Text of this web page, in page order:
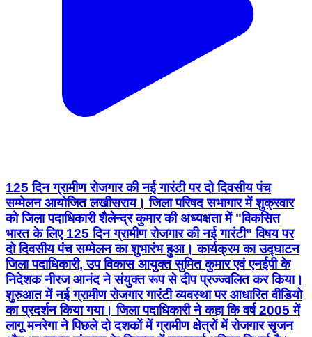
125 दिन ग्रामीण रोजगार की नई गारंटी पर दो दिवसीय पंच
सम्मेलन आयोजित लखीसराय। जिला परिषद सभागार में शुक्रवार
को जिला पदाधिकारी शैलेन्द्र कुमार की अध्यक्षता में "विकसित
भारत के लिए 125 दिन ग्रामीण रोजगार की नई गारंटी" विषय पर
दो दिवसीय पंच सम्मेलन का शुभारंभ हुआ। कार्यक्रम का उद्घाटन
जिला पदाधिकारी, उप विकास आयुक्त सुमित कुमार एवं एनईपी के
निदेशक नीरज आनंद ने संयुक्त रूप से दीप प्रज्ज्वलित कर किया।
शुरुआत में नई ग्रामीण रोजगार गारंटी व्यवस्था पर आधारित वीडियो
का प्रदर्शन किया गया। जिला पदाधिकारी ने कहा कि वर्ष 2005 में
लागू मनरेगा ने पिछले दो दशकों में ग्रामीण क्षेत्रों में रोजगार सृजन